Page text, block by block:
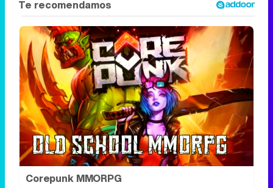
Corepunk MMORPG